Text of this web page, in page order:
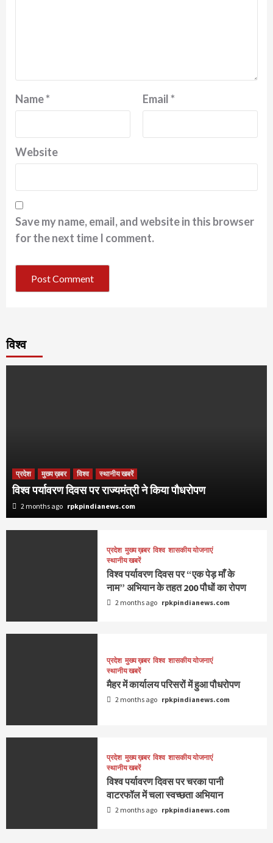
Name* Email*
Website
Save my name, email, and website in this browser
for the next time I comment.
विश्व
प्रदेश मुख्य ख़बर विश्व स्थानीय खबरें
विश्व पर्यावरण दिवस पर राज्यमंत्री ने किया पौधरोपण
2 months ago rpkpindianews.com
प्रदेश मुख्य ख़बर विश्व शासकीय योजनाएं
स्थानीय खबरें
विश्व पर्यावरण दिवस पर “एक पेड़ माँ के
नाम” अभियान के तहत 200 पौधों का रोपण
2 months ago rpkpindianews.com
प्रदेश मुख्य ख़बर विश्व शासकीय योजनाएं
स्थानीय खबरें
मैहर में कार्यालय परिसरों में हुआ पौधरोपण
2 months ago rpkpindianews.com
प्रदेश मुख्य ख़बर विश्व शासकीय योजनाएं
स्थानीय खबरें
विश्व पर्यावरण दिवस पर चरका पानी
वाटरफॉल में चला स्वच्छता अभियान
2 months ago rpkpindianews.com